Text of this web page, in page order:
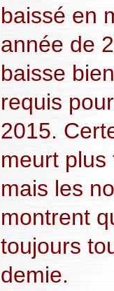
baissé en
année de
baisse
requis
2015.
meurt
mais les
montrent
toujours
demie.